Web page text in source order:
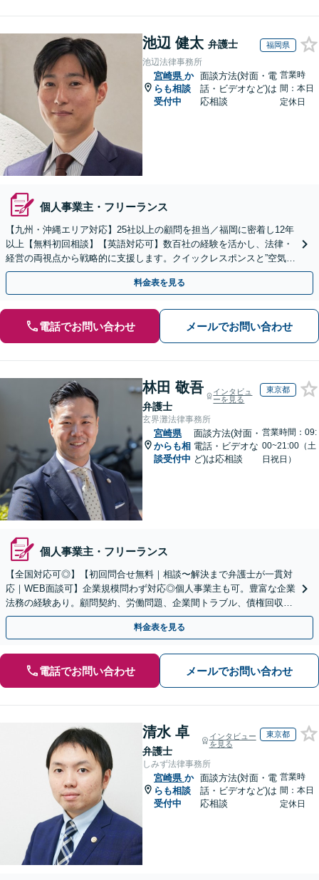
池辺 健太 弁護士 福岡県
池辺法律事務所
宮崎県 か
らも相談
受付中
面談方法(対面・電
話・ビデオなど)は
応相談
営業時
間：本日
定休日
個人事業主・フリーランス
【九州・沖縄エリア対応】25社以上の顧問を担当／福岡に密着し12年
以上【無料初回相談】【英語対応可】数百社の経験を活かし、法律・
経営の両視点から戦略的に支援します。クイックレスポンスと”空気を
読む”法務に注力。コンプライアンス講師の実績多数
料金表を見る
電話でお問い合わせ メールでお問い合わせ
林田 敬吾
弁護士
インタビュ
ーを見る
東京都
玄界灘法律事務所
宮崎県
からも相
談受付中
面談方法(対面・
電話・ビデオな
ど)は応相談
営業時間：09:
00~21:00（土
日祝日）
個人事業主・フリーランス
【全国対応可◎】【初回問合せ無料｜相談〜解決まで弁護士が一貫対
応｜WEB面談可】企業規模問わず対応◎個人事業主も可。豊富な企業
法務の経験あり。顧問契約、労働問題、企業間トラブル、債権回収、
契約書のリーガルチェック等、サポートします。
料金表を見る
電話でお問い合わせ メールでお問い合わせ
清水 卓
弁護士
インタビュー
を見る
東京都
しみず法律事務所
宮崎県 か
らも相談
受付中
面談方法(対面・電
話・ビデオなど)は
応相談
営業時
間：本日
定休日